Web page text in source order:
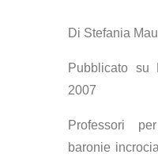
Di Stefania
Pubblicato su
2007
Professori
baronie